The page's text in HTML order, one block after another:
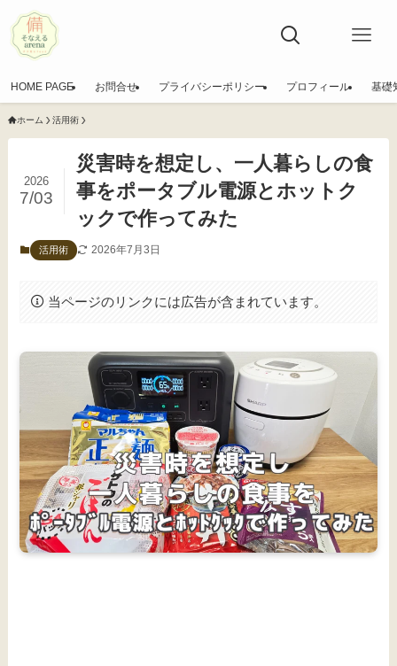
HOME PAGE お問合せ プライバシーポリシー プロフィール 基礎
ホーム 活用術
災害時を想定し、一人暮らしの食
事をポータブル電源とホットク
ックで作ってみた
2026
7/03
活用術 2026年7月3日
当ページのリンクには広告が含まれています。